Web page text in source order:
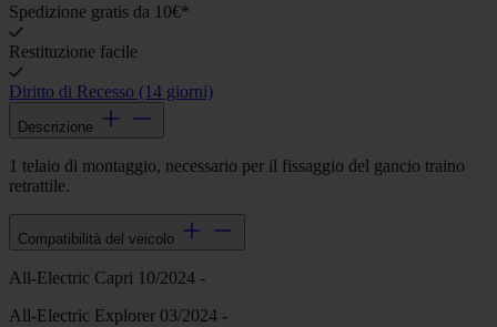
Spedizione gratis da 10€*
Restituzione facile
Diritto di Recesso (14 giorni)
Descrizione
1 telaio di montaggio, necessario per il fissaggio del gancio traino
retrattile.
Compatibilità del veicolo
All-Electric Capri 10/2024 -
All-Electric Explorer 03/2024 -